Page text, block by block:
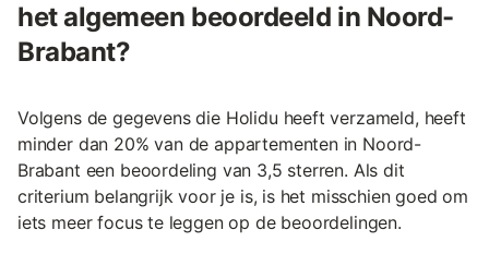
het algemeen beoordeeld in Noord-
Brabant?
Volgens de gegevens die Holidu heeft verzameld, heeft
minder dan 20% van de appartementen in Noord-
Brabant een beoordeling van 3,5 sterren. Als dit
criterium belangrijk voor je is, is het misschien goed om
iets meer focus te leggen op de beoordelingen.